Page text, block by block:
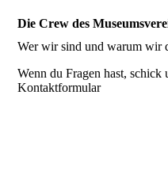
Die Crew des
Wer wir sind und warum wir
Wenn du Fragen hast, schick
Kontaktformular